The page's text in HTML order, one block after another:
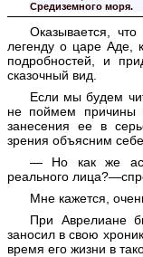
Средиземного моря.
Оказывается,
легенду о царе Аде,
подробностей, и
сказочный вид.
Если мы будем
не поймем причины
занесения ее в
зрения объясним себе
— Но как же
реального
Мне кажется,
При Аврелиане
заносил в свою
время его жизни в